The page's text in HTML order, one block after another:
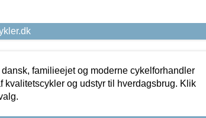
familieejet og moderne cykelforhandler
kvalitetscykler og udstyr til hverdagsbrug. Klik